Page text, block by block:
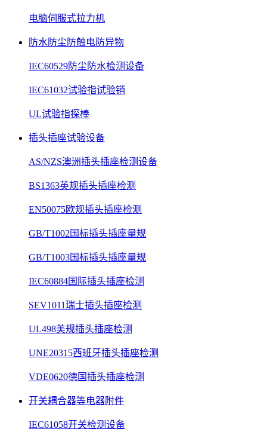
电脑伺服式拉力机
防水防尘防触电防异物
IEC60529防尘防水检测设备
IEC61032试验指试验销
UL试验指探棒
插头插座试验设备
AS/NZS澳洲插头插座检测设备
BS1363英规插头插座检测
EN50075欧规插头插座检测
GB/T1002国标插头插座量规
GB/T1003国标插头插座量规
IEC60884国际插头插座检测
SEV1011瑞士插头插座检测
UL498美规插头插座检测
UNE20315西班牙插头插座检测
VDE0620德国插头插座检测
开关耦合器等电器附件
IEC61058开关检测设备